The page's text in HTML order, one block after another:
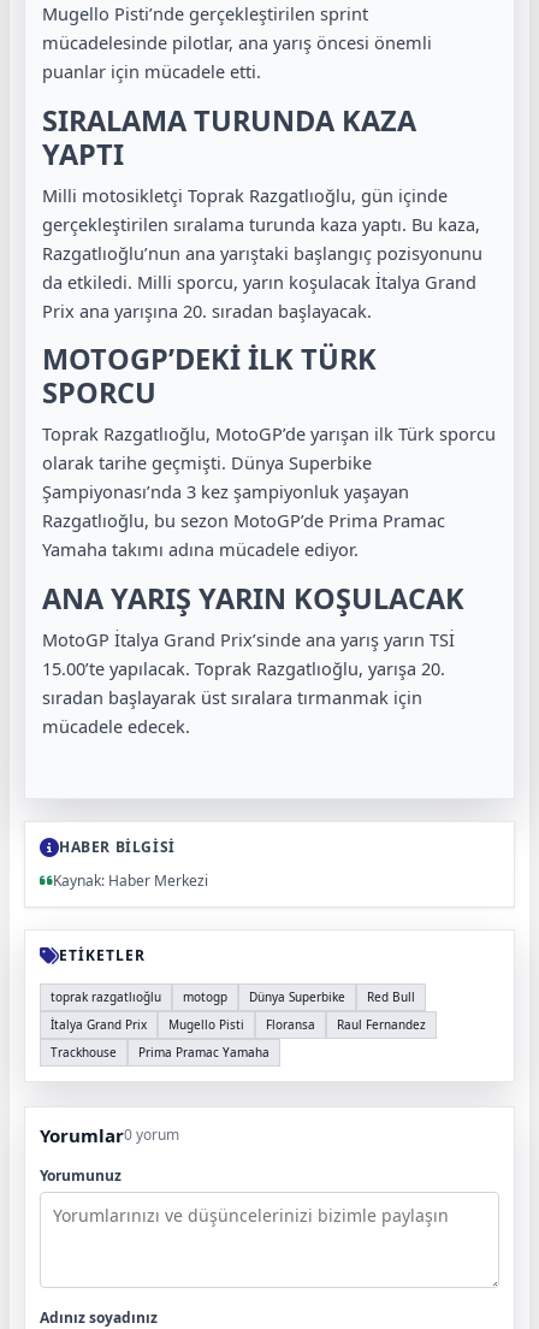
Mugello Pisti’nde gerçekleştirilen sprint
mücadelesinde pilotlar, ana yarış öncesi önemli
puanlar için mücadele etti.
SIRALAMA TURUNDA KAZA
YAPTI
Milli motosikletçi Toprak Razgatlıoğlu, gün içinde
gerçekleştirilen sıralama turunda kaza yaptı. Bu kaza,
Razgatlıoğlu’nun ana yarıştaki başlangıç pozisyonunu
da etkiledi. Milli sporcu, yarın koşulacak İtalya Grand
Prix ana yarışına 20. sıradan başlayacak.
MOTOGP’DEKİ İLK TÜRK
SPORCU
Toprak Razgatlıoğlu, MotoGP’de yarışan ilk Türk sporcu
olarak tarihe geçmişti. Dünya Superbike
Şampiyonası’nda 3 kez şampiyonluk yaşayan
Razgatlıoğlu, bu sezon MotoGP’de Prima Pramac
Yamaha takımı adına mücadele ediyor.
ANA YARIŞ YARIN KOŞULACAK
MotoGP İtalya Grand Prix’sinde ana yarış yarın TSİ
15.00’te yapılacak. Toprak Razgatlıoğlu, yarışa 20.
sıradan başlayarak üst sıralara tırmanmak için
mücadele edecek.
HABER BİLGİSİ
Kaynak: Haber Merkezi
ETİKETLER
toprak razgatlıoğlu motogp Dünya Superbike
Red Bull
İtalya Grand Prix
Mugello Pisti Floransa
Raul Fernandez
Trackhouse
Prima Pramac Yamaha
Yorumlar0 yorum
Yorumunuz
Adınız soyadınız